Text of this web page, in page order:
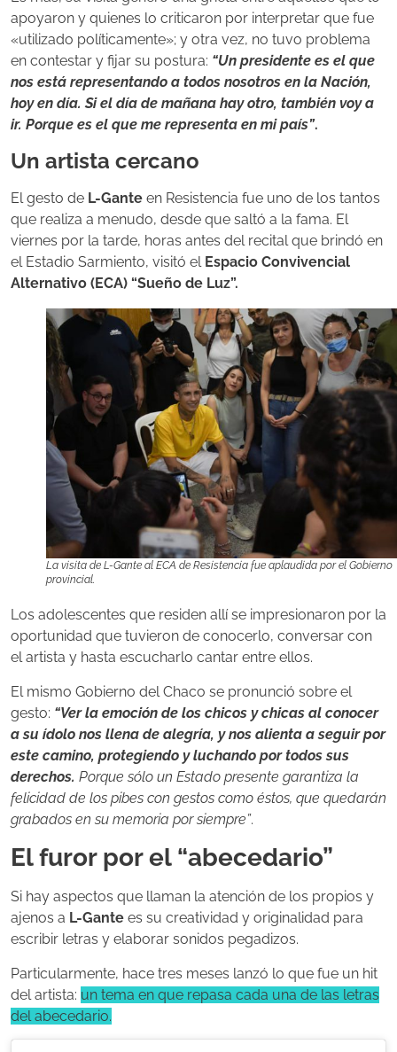
apoyaron y quienes lo criticaron por interpretar que fue
«utilizado políticamente»; y otra vez, no tuvo problema
en contestar y fijar su postura: “Un presidente es el que
nos está representando a todos nosotros en la Nación,
hoy en día. Si el día de mañana hay otro, también voy a
ir. Porque es el que me representa en mi país”.
Un artista cercano
El gesto de L-Gante en Resistencia fue uno de los tantos
que realiza a menudo, desde que saltó a la fama. El
viernes por la tarde, horas antes del recital que brindó en
el Estadio Sarmiento, visitó el Espacio Convivencial
Alternativo (ECA) “Sueño de Luz”.
La visita de L-Gante al ECA de Resistencia fue aplaudida por el Gobierno
provincial.
Los adolescentes que residen allí se impresionaron por la
oportunidad que tuvieron de conocerlo, conversar con
el artista y hasta escucharlo cantar entre ellos.
El mismo Gobierno del Chaco se pronunció sobre el
gesto: “Ver la emoción de los chicos y chicas al conocer
a su ídolo nos llena de alegría, y nos alienta a seguir por
este camino, protegiendo y luchando por todos sus
derechos. Porque sólo un Estado presente garantiza la
felicidad de los pibes con gestos como éstos, que quedarán
grabados en su memoria por siempre”.
El furor por el “abecedario”
Si hay aspectos que llaman la atención de los propios y
ajenos a L-Gante es su creatividad y originalidad para
escribir letras y elaborar sonidos pegadizos.
Particularmente, hace tres meses lanzó lo que fue un hit
del artista: un tema en que repasa cada una de las letras
del abecedario.